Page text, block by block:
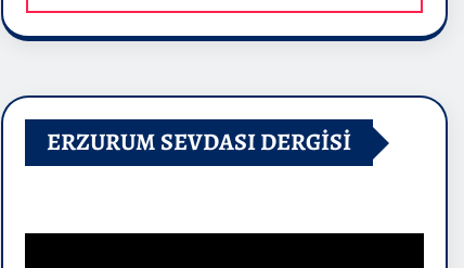
ERZURUM SEVDASI DERGİSİ